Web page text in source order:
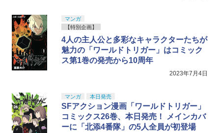
マンガ
【特別企画】
4人の主人公と多彩なキャラクターたちが
魅力の「ワールドトリガー」はコミック
ス第1巻の発売から10周年
2023年7月4日
マンガ 本日発売
SFアクション漫画「ワールドトリガー」
コミックス26巻、本日発売！ メインカバ
ーに「北添4番隊」の5人全員が初登場